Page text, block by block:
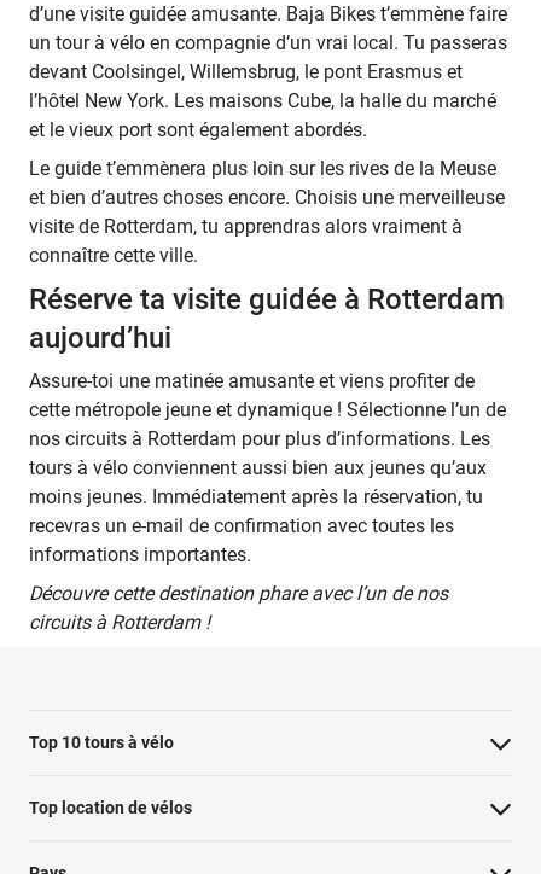
d’une visite guidée amusante. Baja Bikes t’emmène faire
un tour à vélo en compagnie d’un vrai local. Tu passeras
devant Coolsingel, Willemsbrug, le pont Erasmus et
l’hôtel New York. Les maisons Cube, la halle du marché
et le vieux port sont également abordés.
Le guide t’emmènera plus loin sur les rives de la Meuse
et bien d’autres choses encore. Choisis une merveilleuse
visite de Rotterdam, tu apprendras alors vraiment à
connaître cette ville.
Réserve ta visite guidée à Rotterdam
aujourd’hui
Assure-toi une matinée amusante et viens profiter de
cette métropole jeune et dynamique ! Sélectionne l’un de
nos circuits à Rotterdam pour plus d’informations. Les
tours à vélo conviennent aussi bien aux jeunes qu’aux
moins jeunes. Immédiatement après la réservation, tu
recevras un e-mail de confirmation avec toutes les
informations importantes.
Découvre cette destination phare avec l’un de nos
circuits à Rotterdam !
Top 10 tours à vélo
Visite à vélo à Paris : les points forts
Visite à vélo de Rotterdam
Top location de vélos